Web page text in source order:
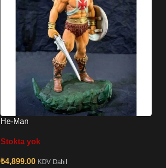
He-Man
Stokta yok
₺4,899.00 KDV Dahil